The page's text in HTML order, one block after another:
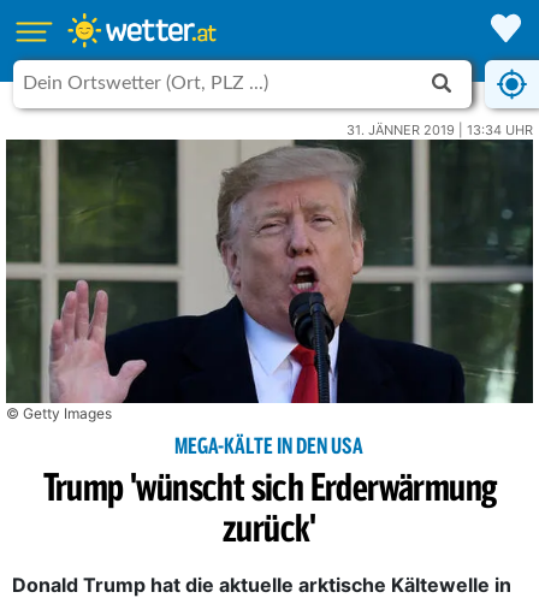
31. JÄNNER 2019 | 13:34 UHR
© Getty Images
MEGA-KÄLTE IN DEN USA
Trump 'wünscht sich Erderwärmung
zurück'
Donald Trump hat die aktuelle arktische Kältewelle in